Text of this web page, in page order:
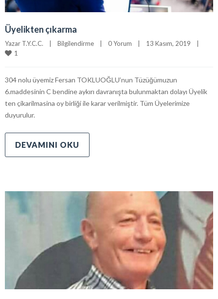
Üyelikten çıkarma
Yazar T.Y.C.C. | Bilgilendirme | 0 Yorum | 13 Kasım, 2019 |
1
304 nolu üyemiz Fersan TOKLUOĞLU’nun Tüzüğümuzun
6.maddesinin C bendine aykırı davranışta bulunmaktan dolayı Üyelik
ten çikarilmasina oy birliği ile karar verilmiştir. Tüm Üyelerimize
duyurulur.
DEVAMINI OKU